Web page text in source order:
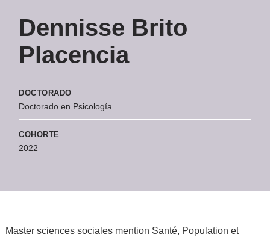
Dennisse Brito
Placencia
DOCTORADO
Doctorado en Psicología
COHORTE
2022
Master sciences sociales mention Santé, Population et